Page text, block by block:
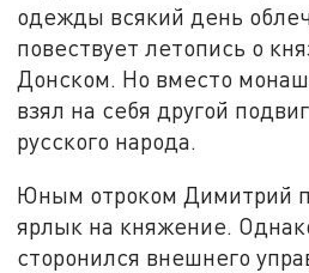
одежды всякий день
повествует летопись о
Донском. Но вместо
взял на себя другой
русского народа.
Юным отроком Димитрий
ярлык на княжение.
сторонился внешнего